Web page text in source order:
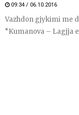
09:34 / 06.10.2016
Vazhdon gjykimi me
“Kumanova – Lagjja